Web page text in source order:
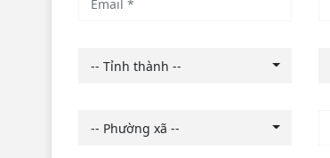
-- Tỉnh thành --
-- Phường xã --